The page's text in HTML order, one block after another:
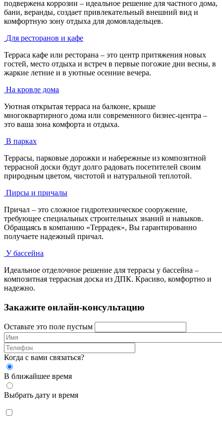
подвержена коррозии – идеальное решение для частного дома,
бани, веранды, создает привлекательный внешний вид и
комфортную зону отдыха для домовладельцев.
Для ресторанов и кафе
Терраса кафе или ресторана – это центр притяжения новых
гостей, место отдыха и встреч в первые погожие дни весны, в
жаркие летние и в уютные осенние вечера.
На кровле дома
Уютная открытая терраса на балконе, крыше
многоквартирного дома или современного бизнес-центра –
это ваша зона комфорта и отдыха.
В парках
Террасы, парковые дорожки и набережные из композитной
террасной доски будут долго радовать посетителей своим
природным цветом, чистотой и натуральной теплотой.
Пирсы и причалы
Причал – это сложное гидротехническое сооружение,
требующее специальных строительных знаний и навыков.
Обращаясь в компанию «Террадек», Вы гарантированно
получаете надежный причал.
У бассейна
Идеальное отделочное решение для террасы у бассейна –
композитная террасная доска из ДПК. Красиво, комфортно и
надежно.
Закажите онлайн-консультацию
Оставьте это поле пустым
Когда с вами связаться?
В ближайшее время
Выбрать дату и время